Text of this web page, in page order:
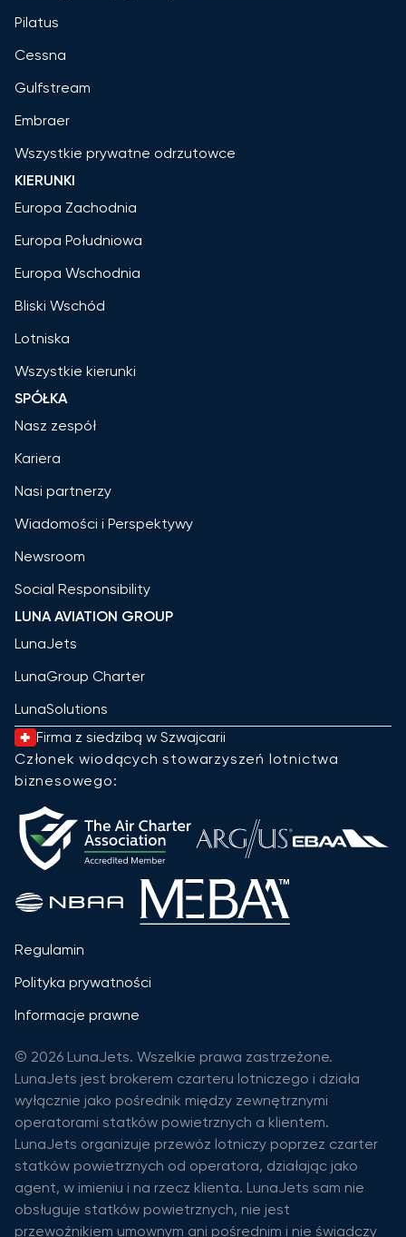
Pilatus
Cessna
Gulfstream
Embraer
Wszystkie prywatne odrzutowce
KIERUNKI
Europa Zachodnia
Europa Południowa
Europa Wschodnia
Bliski Wschód
Lotniska
Wszystkie kierunki
SPÓŁKA
Nasz zespół
Kariera
Nasi partnerzy
Wiadomości i Perspektywy
Newsroom
Social Responsibility
LUNA AVIATION GROUP
LunaJets
LunaGroup Charter
LunaSolutions
Firma z siedzibą w Szwajcarii
Członek wiodących stowarzyszeń lotnictwa
biznesowego:
Regulamin
Polityka prywatności
Informacje prawne
© 2026 LunaJets. Wszelkie prawa zastrzeżone.
LunaJets jest brokerem czarteru lotniczego i działa
wyłącznie jako pośrednik między zewnętrznymi
operatorami statków powietrznych a klientem.
LunaJets organizuje przewóz lotniczy poprzez czarter
statków powietrznych od operatora, działając jako
agent, w imieniu i na rzecz klienta. LunaJets sam nie
obsługuje statków powietrznych, nie jest
przewoźnikiem umownym ani pośrednim i nie świadczy